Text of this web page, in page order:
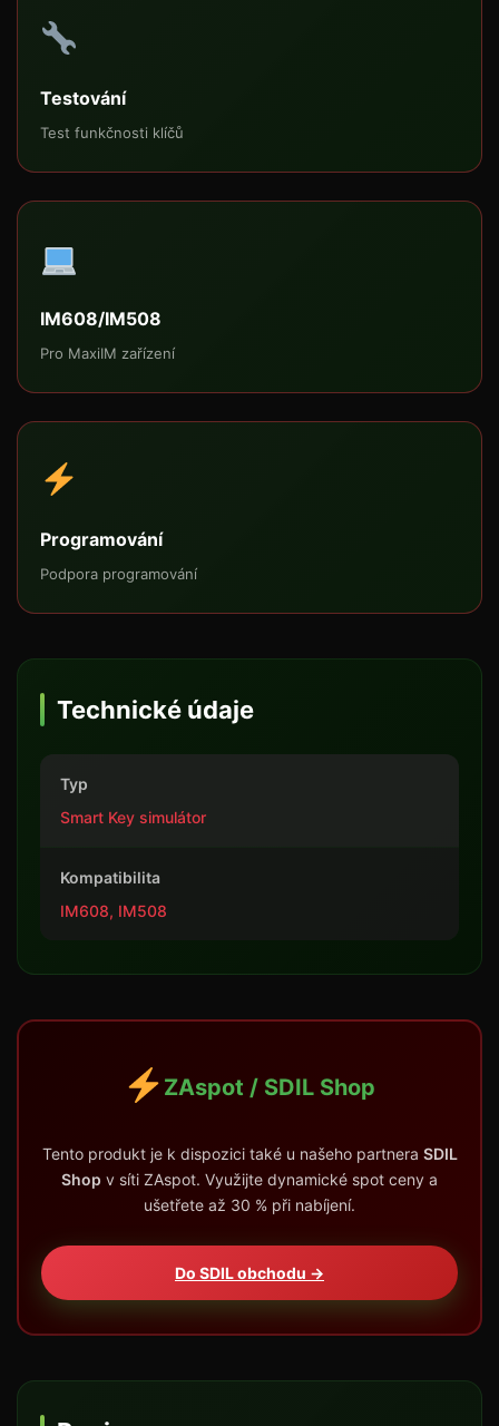
Testování
Test funkčnosti klíčů
IM608/IM508
Pro MaxiIM zařízení
Programování
Podpora programování
Technické údaje
Typ
Smart Key simulátor
Kompatibilita
IM608, IM508
ZAspot / SDIL Shop
Tento produkt je k dispozici také u našeho partnera SDIL
Shop v síti ZAspot. Využijte dynamické spot ceny a
ušetřete až 30 % při nabíjení.
Do SDIL obchodu →